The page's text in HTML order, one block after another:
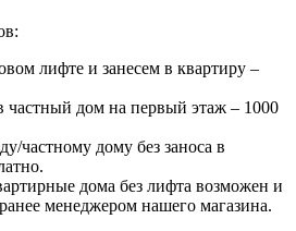
лифте и занесем в квартиру –
частный дом на первый этаж – 1000
частному дому без заноса в
дома без лифта возможен и
менеджером нашего магазина.